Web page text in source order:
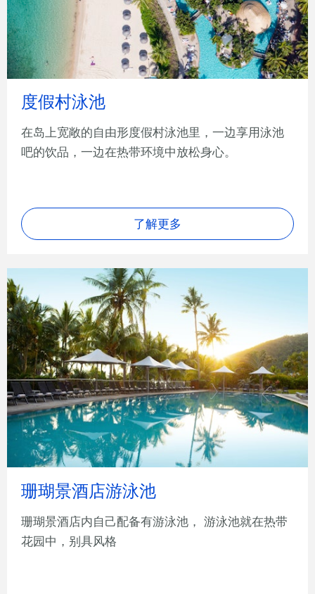
度假村泳池
在岛上宽敞的自由形度假村泳池里，一边享用泳池
吧的饮品，一边在热带环境中放松身心。
了解更多
珊瑚景酒店游泳池
珊瑚景酒店内自己配备有游泳池， 游泳池就在热带
花园中，别具风格